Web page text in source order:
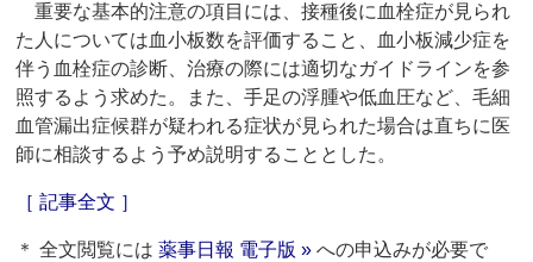
重要な基本的注意の項目には、接種後に血栓症が見られ
た人については血小板数を評価すること、血小板減少症を
伴う血栓症の診断、治療の際には適切なガイドラインを参
照するよう求めた。また、手足の浮腫や低血圧など、毛細
血管漏出症候群が疑われる症状が見られた場合は直ちに医
師に相談するよう予め説明することとした。
［ 記事全文 ］
＊ 全文閲覧には薬事日報 電子版 » への申込みが必要で